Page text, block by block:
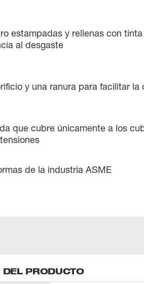
estampadas y rellenas con
al desgaste
y una ranura para facilitar la
que cubre únicamente a los
de la industria ASME
PRODUCTO